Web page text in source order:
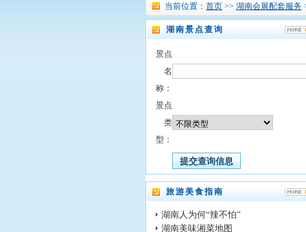
当前位置： 首页 >> 湖南会展配套服务
湖南景点查询
景点
名
称：
景点
类
型：
旅游美食指南
湖南人为何“辣不怕”
湖南美味湘菜地图